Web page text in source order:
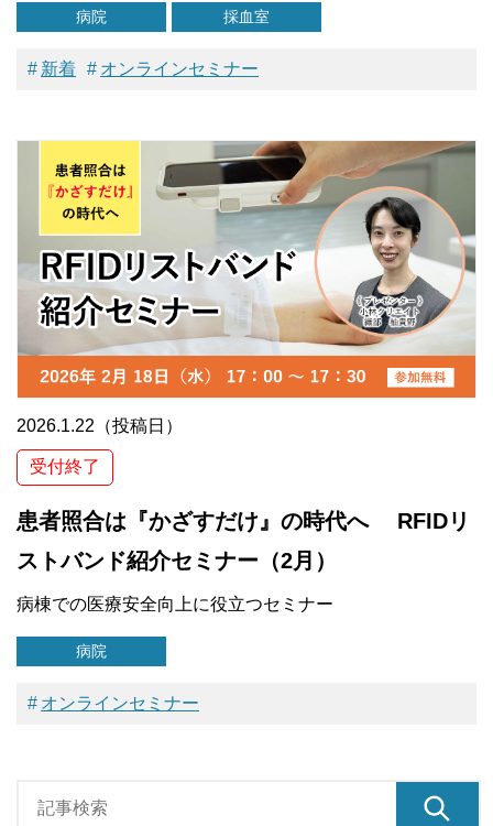
病院 採血室
新着 オンラインセミナー
2026.1.22（投稿日）
受付終了
患者照合は『かざすだけ』の時代へ RFIDリ
ストバンド紹介セミナー（2月）
病棟での医療安全向上に役立つセミナー
病院
オンラインセミナー